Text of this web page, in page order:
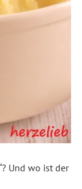
Und wo ist der